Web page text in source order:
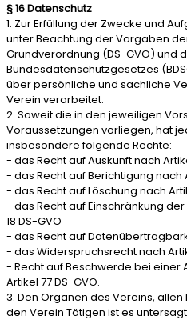
§ 16 Datenschutz
1. Zur Erfüllung der Zwecke und
unter Beachtung der Vorgaben
Grundverordnung (DS-GVO) und
Bundesdatenschutzgesetzes
über persönliche und sachliche
Verein verarbeitet.
2. Soweit die in den jeweiligen
Voraussetzungen vorliegen, hat
insbesondere folgende Rechte:
- das Recht auf Auskunft nach
- das Recht auf Berichtigung nach
- das Recht auf Löschung nach
- das Recht auf Einschränkung
18 DS-GVO
- das Recht auf
- das Widerspruchsrecht nach
- Recht auf Beschwerde bei einer
Artikel 77 DS-GVO.
3. Den Organen des Vereins,
den Verein Tätigen ist es